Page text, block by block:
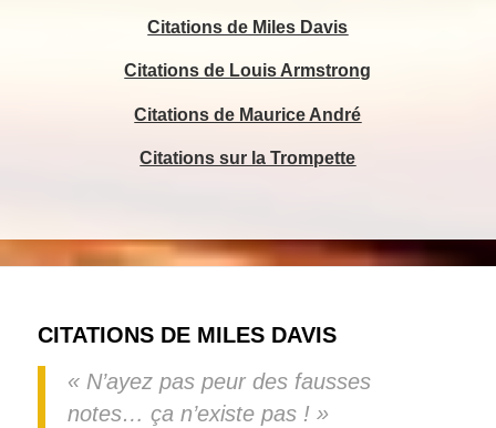
Citations de Miles Davis
Citations de Louis Armstrong
Citations de Maurice André
Citations sur la Trompette
CITATIONS DE MILES DAVIS
« N’ayez pas peur des fausses
notes… ça n’existe pas ! »